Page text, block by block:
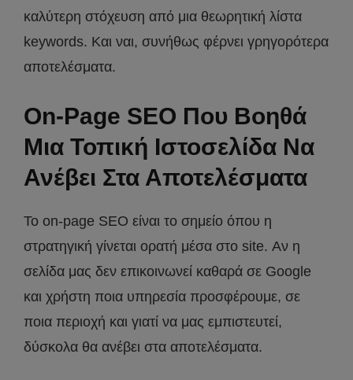
καλύτερη στόχευση από μια θεωρητική λίστα
keywords. Και ναι, συνήθως φέρνει γρηγορότερα
αποτελέσματα.
On-Page SEO Που Βοηθά
Μια Τοπική Ιστοσελίδα Να
Ανέβει Στα Αποτελέσματα
Το on-page SEO είναι το σημείο όπου η
στρατηγική γίνεται ορατή μέσα στο site. Αν η
σελίδα μας δεν επικοινωνεί καθαρά σε Google
και χρήστη ποια υπηρεσία προσφέρουμε, σε
ποια περιοχή και γιατί να μας εμπιστευτεί,
δύσκολα θα ανέβει στα αποτελέσματα.